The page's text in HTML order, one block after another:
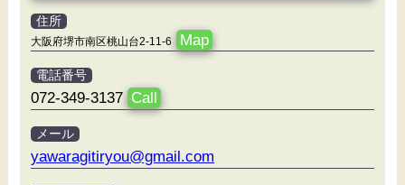
住所
大阪府堺市南区桃山台2-11-6 Map
電話番号
072-349-3137 Call
メール
yawaragitiryou@gmail.com